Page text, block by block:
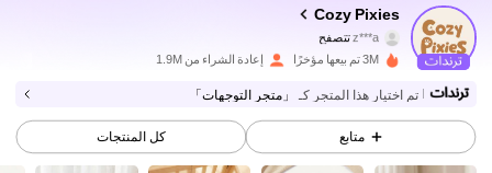
Cozy Pixies
z***a
1.7M متابعون
4.94 1.7M متابعون
3M تم بيعها مؤخرًا إعادة الشراء من 1.9M
تم اختيار هذا المتجر كـ 「متجر التوجهات」
متابع كل المنتجات